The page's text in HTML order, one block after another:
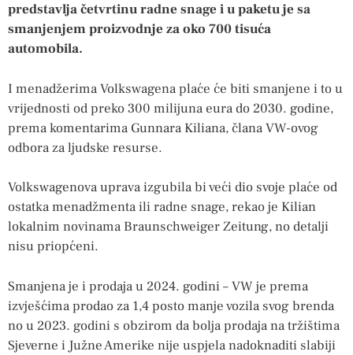
predstavlja četvrtinu radne snage i u paketu je sa
smanjenjem proizvodnje za oko 700 tisuća
automobila.
I menadžerima Volkswagena plaće će biti smanjene i to u
vrijednosti od preko 300 milijuna eura do 2030. godine,
prema komentarima Gunnara Kiliana, člana VW-ovog
odbora za ljudske resurse.
Volkswagenova uprava izgubila bi veći dio svoje plaće od
ostatka menadžmenta ili radne snage, rekao je Kilian
lokalnim novinama Braunschweiger Zeitung, no detalji
nisu priopćeni.
Smanjena je i prodaja u 2024. godini – VW je prema
izvješćima prodao za 1,4 posto manje vozila svog brenda
no u 2023. godini s obzirom da bolja prodaja na tržištima
Sjeverne i Južne Amerike nije uspjela nadoknaditi slabiji